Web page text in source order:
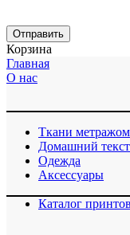
Отправить
Корзина
Главная
О нас
Ткани метражом
Домашний
Одежда
Аксессуары
Каталог принтов